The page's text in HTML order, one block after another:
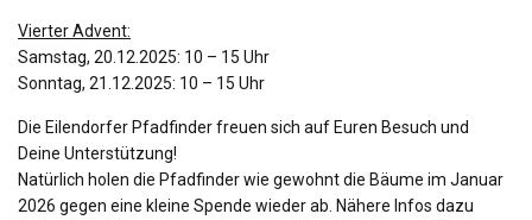
Vierter Advent:
Samstag, 20.12.2025: 10 – 15 Uhr
Sonntag, 21.12.2025: 10 – 15 Uhr
Die Eilendorfer Pfadfinder freuen sich auf Euren Besuch und
Deine Unterstützung!
Natürlich holen die Pfadfinder wie gewohnt die Bäume im Januar
2026 gegen eine kleine Spende wieder ab. Nähere Infos dazu